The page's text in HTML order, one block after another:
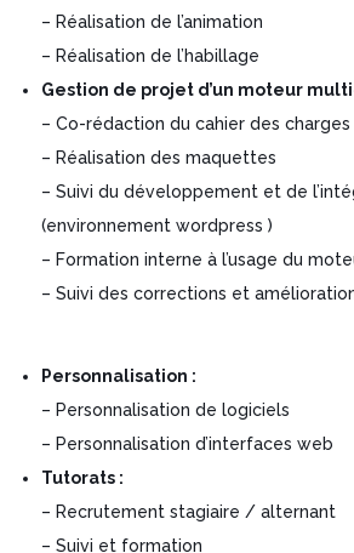
– Réalisation de l’animation
– Réalisation de l’habillage
Gestion de projet d’un moteur
– Co-rédaction du cahier des charges
– Réalisation des maquettes
– Suivi du développement et de
(environnement wordpress )
– Formation interne à l’usage du
– Suivi des corrections et
Personnalisation :
– Personnalisation de logiciels
– Personnalisation d’interfaces web
Tutorats :
– Recrutement stagiaire / alternant
– Suivi et formation